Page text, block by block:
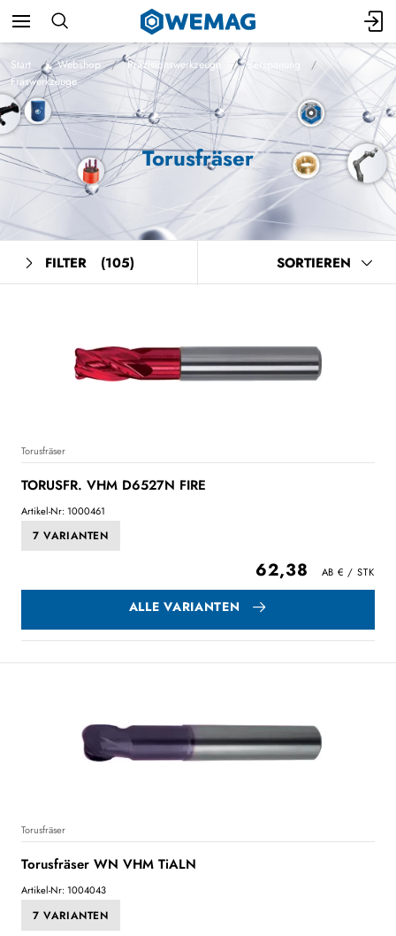
Start Webshop Präzisionswerkzeuge
Zerspanung
Fräswerkzeuge
Torusfräser
FILTER (105) SORTIEREN
Torusfräser
TORUSFR. VHM D6527N FIRE
Artikel-Nr: 1000461
7 VARIANTEN
62,38
ALLE VARIANTEN
Torusfräser
Torusfräser WN VHM TiALN
Artikel-Nr: 1004043
7 VARIANTEN